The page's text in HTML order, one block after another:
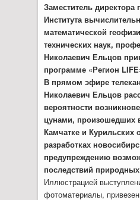
Заместитель директора
Института
математической
технических наук,
Николаевич Ельцов
программе «Регион
В прямом эфире
Николаевич Ельцов
вероятности
цунами, произошедших
Камчатке и Курильских
разработках
предупреждению
последствий
Иллюстрацией
фотоматериалы,